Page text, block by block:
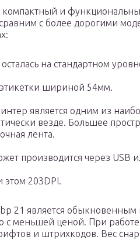
компактный и
с более дорогими
на стандартном
шириной 54мм.
является одним из
везде. Большее
лента.
производится через USB
203DPI.
21 является
с меньшей ценой. При работе
и штрихкодов. Вес